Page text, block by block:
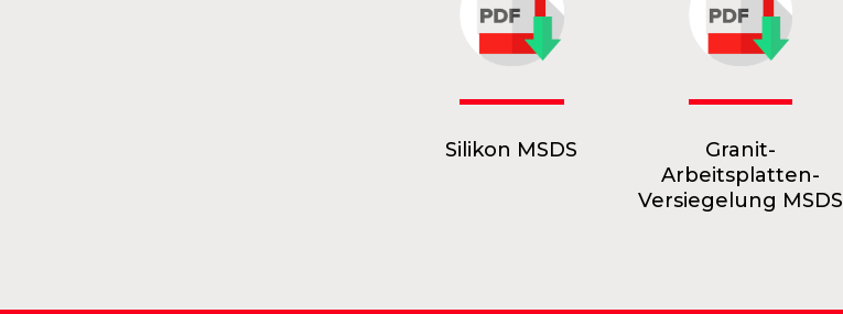
Silikon MSDS
Granit-
Arbeitsplatten-
Versiegelung MSDS